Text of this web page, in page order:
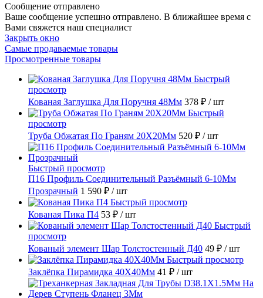
Сообщение отправлено
Ваше сообщение успешно отправлено. В ближайшее время с
Вами свяжется наш специалист
Закрыть окно
Самые продаваемые товары
Просмотренные товары
Быстрый
просмотр
Кованая Заглушка Для Поручня 48Мм 378 ₽ / шт
Быстрый
просмотр
Труба Обжатая По Граням 20X20Мм 520 ₽ / шт
Быстрый просмотр
П16 Профиль Соединительный Разъёмный 6-10Мм
Прозрачный 1 590 ₽ / шт
Быстрый просмотр
Кованая Пика П4 53 ₽ / шт
Быстрый
просмотр
Кованый элемент Шар Толстостенный Д40 49 ₽ / шт
Быстрый просмотр
Заклёпка Пирамидка 40X40Мм 41 ₽ / шт